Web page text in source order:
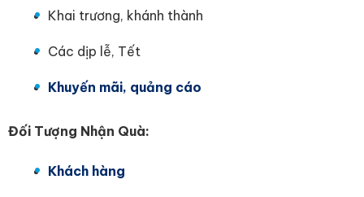
Khai trương, khánh thành
Các dịp lễ, Tết
Khuyến mãi, quảng cáo
Đối Tượng Nhận Quà:
Khách hàng